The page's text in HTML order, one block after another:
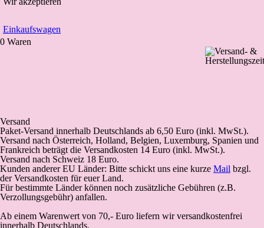
Einkaufswagen
0 Waren
Versand
Paket-Versand innerhalb Deutschlands ab 6,50 Euro (inkl. MwSt.).
Versand nach Österreich, Holland, Belgien, Luxemburg, Spanien und
Frankreich beträgt die Versandkosten 14 Euro (inkl. MwSt.).
Versand nach Schweiz 18 Euro.
Kunden anderer EU Länder: Bitte schickt uns eine kurze Mail bzgl.
der Versandkosten für euer Land.
Für bestimmte Länder können noch zusätzliche Gebühren (z.B.
Verzollungsgebühr) anfallen.
Ab einem Warenwert von 70,- Euro liefern wir versandkostenfrei
innerhalb Deutschlands.